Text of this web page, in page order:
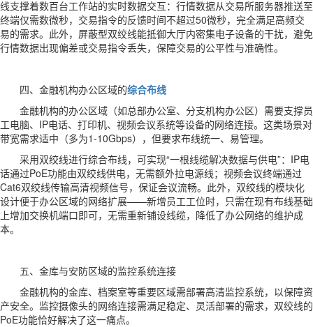
线支撑着数百台工作站的实时数据交互：行情数据从交易所服务器推送至
终端仅需数微秒，交易指令的反馈时间不超过50微秒，完全满足高频交
易的需求。此外，屏蔽型双绞线能抵御大厅内密集电子设备的干扰，避免
行情数据出现偏差或交易指令丢失，保障交易的公平性与准确性。
四、金融机构办公区域的综合布线
金融机构的办公区域（如总部办公室、分支机构办公区）需要支撑员
工电脑、IP电话、打印机、视频会议系统等设备的网络连接。这类场景对
带宽需求适中（多为1-10Gbps），但要求布线统一、易管理。
采用双绞线进行综合布线，可实现“一根线缆解决数据与供电”：IP电
话通过PoE功能由双绞线供电，无需额外拉电源线；视频会议终端通过
Cat6双绞线传输高清视频信号，保证会议流畅。此外，双绞线的模块化
设计便于办公区域的网络扩展——新增员工工位时，只需在现有布线基础
上增加交换机端口即可，无需重新铺设线缆，降低了办公网络的维护成
本。
五、金库与安防区域的监控系统连接
金融机构的金库、档案室等重要区域需部署高清监控系统，以保障资
产安全。监控摄像头的网络连接需满足稳定、灵活部署的需求，双绞线的
PoE功能恰好解决了这一痛点。